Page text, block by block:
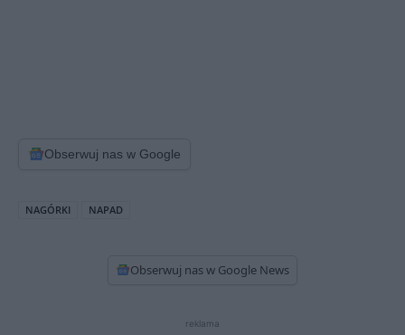
Obserwuj nas w Google
NAGÓRKI NAPAD
Obserwuj nas w Google News
reklama